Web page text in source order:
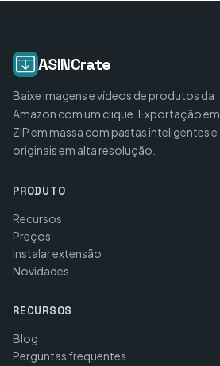
ASINCrate
Baixe imagens e vídeos de produtos da
Amazon com um clique. Exportação em
ZIP em massa com pastas inteligentes e
originais em alta resolução.
PRODUTO
Recursos
Preços
Instalar extensão
Novidades
RECURSOS
Blog
Perguntas frequentes